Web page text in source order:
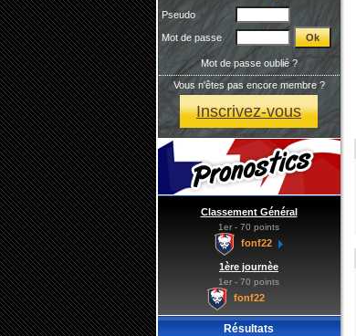
Pseudo
Mot de passe
Mot de passe oublié ?
Vous n'êtes pas encore membre ?
Inscrivez-vous
Classement Général
1er - 70 points
fonf22
1ère journèe
1er - 70 points
fonf22
Résultats